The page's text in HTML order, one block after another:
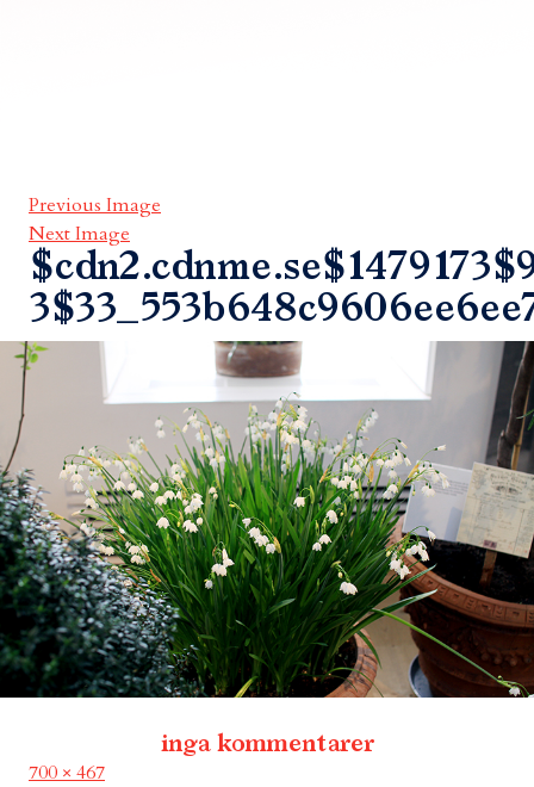
Previous Image
Next Image
inga kommentarer
Full
700 × 467